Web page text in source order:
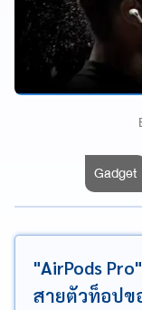
Gadget
"AirPods
สายตัวท็อปข